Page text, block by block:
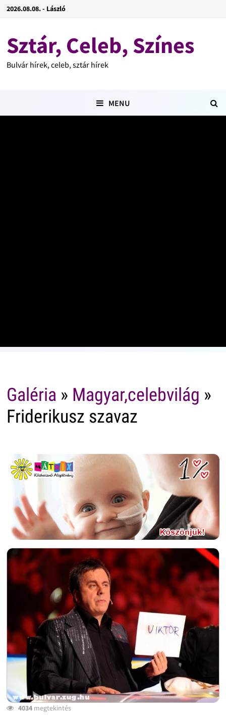
2026.08.08. - László
Sztár, Celeb, Színes
Bulvár hírek, celeb, sztár hírek
MENU
Galéria » Magyar,celebvilág »
Friderikusz szavaz
4034megtekintés